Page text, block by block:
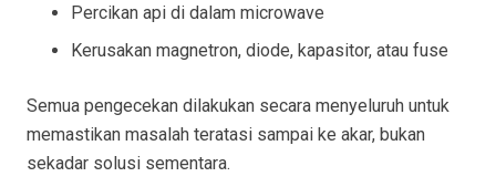
Percikan api di dalam microwave
Kerusakan magnetron, diode, kapasitor, atau fuse
Semua pengecekan dilakukan secara menyeluruh untuk
memastikan masalah teratasi sampai ke akar, bukan
sekadar solusi sementara.